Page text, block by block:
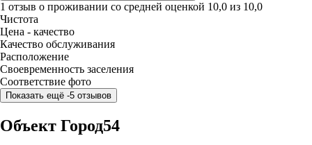
1 отзыв о проживании со средней оценкой 10,0 из 10,0
Чистота
Цена - качество
Качество обслуживания
Расположение
Своевременность заселения
Соответствие фото
Показать ещё -5 отзывов
Объект Город54